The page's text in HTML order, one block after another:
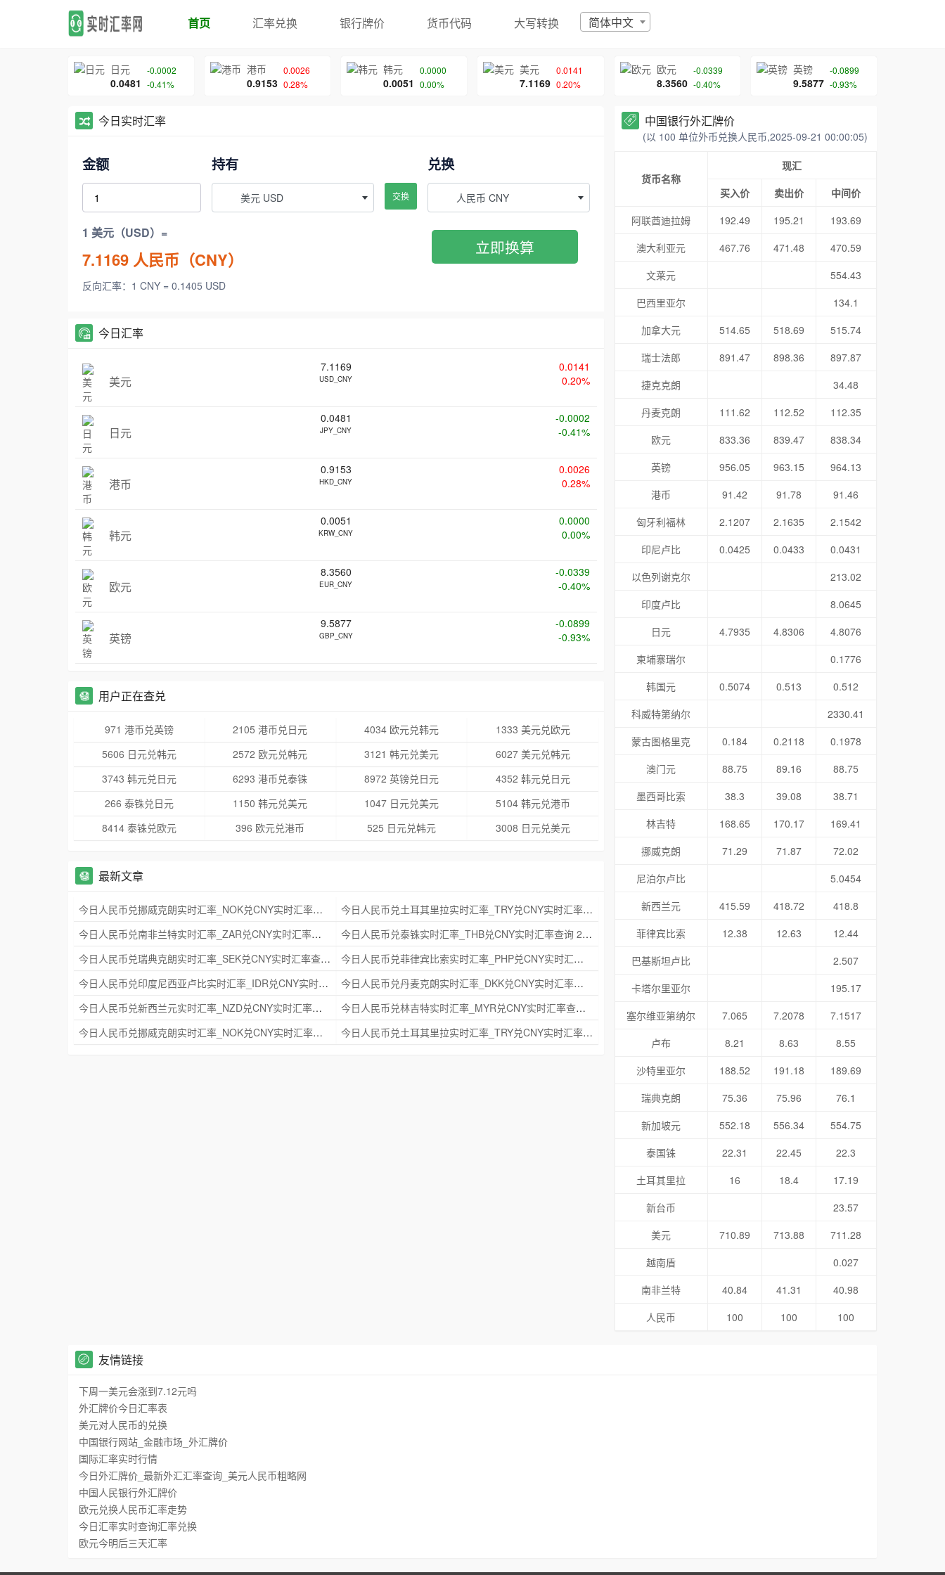
首页 汇率兑换 银行牌价 货币代码 大写转换 简体中文
日元
0.0481
-0.0002
-0.41%
港币
0.9153
0.0026
0.28%
韩元
0.0051
0.0000
0.00%
美元
7.1169
0.0141
0.20%
欧元
8.3560
-0.0339
-0.40%
英镑
9.5877
-0.0899
-0.93%
今日实时汇率
金额 持有
美元 USD 交换
兑换
人民币 CNY
1 美元（USD）=
7.1169 人民币（CNY）
反向汇率：1 CNY = 0.1405 USD
立即换算
今日汇率
美元
7.1169
USD_CNY
0.0141
0.20%
日元
0.0481
JPY_CNY
-0.0002
-0.41%
港币
0.9153
HKD_CNY
0.0026
0.28%
韩元
0.0051
KRW_CNY
0.0000
0.00%
欧元
8.3560
EUR_CNY
-0.0339
-0.40%
英镑
9.5877
GBP_CNY
-0.0899
-0.93%
用户正在查兑
971 港币兑英镑 2105 港币兑日元 4034 欧元兑韩元
1333 美元兑欧元
5606 日元兑韩元
2572 欧元兑韩元 3121 韩元兑美元
6027 美元兑韩元
3743 韩元兑日元
6293 港币兑泰铢 8972 英镑兑日元
4352 韩元兑日元
266 泰铢兑日元
1150 韩元兑美元 1047 日元兑美元
5104 韩元兑港币
8414 泰铢兑欧元
396 欧元兑港币 525 日元兑韩元 3008 日元兑美元
最新文章
今日人民币兑挪威克朗实时汇率_NOK兑CNY实时汇率查询 2025年09月21日
今日人民币兑土耳其里拉实时汇率_TRY兑CNY实时汇率查询 2025年09月21日
今日人民币兑南非兰特实时汇率_ZAR兑CNY实时汇率查询 2025年09月21日
今日人民币兑泰铢实时汇率_THB兑CNY实时汇率查询 2025年09月21日
今日人民币兑瑞典克朗实时汇率_SEK兑CNY实时汇率查询 2025年09月21日
今日人民币兑菲律宾比索实时汇率_PHP兑CNY实时汇率查询 2025年09月21日
今日人民币兑印度尼西亚卢比实时汇率_IDR兑CNY实时汇率查询 2025年09月21日
今日人民币兑丹麦克朗实时汇率_DKK兑CNY实时汇率查询 2025年09月21日
今日人民币兑新西兰元实时汇率_NZD兑CNY实时汇率查询 2025年09月21日
今日人民币兑林吉特实时汇率_MYR兑CNY实时汇率查询 2025年09月21日
今日人民币兑挪威克朗实时汇率_NOK兑CNY实时汇率查询 2025年09月21日
今日人民币兑土耳其里拉实时汇率_TRY兑CNY实时汇率查询 2025年09月21日
中国银行外汇牌价
(以 100 单位外币兑换人民币,2025-09-21 00:00:05)
货币名称
现汇
买入价
卖出价
中间价
阿联酋迪拉姆
192.49 195.21
193.69
澳大利亚元
467.76 471.48
470.59
文莱元
554.43
巴西里亚尔
134.1
加拿大元
514.65 518.69
515.74
瑞士法郎
891.47 898.36
897.87
捷克克朗
34.48
丹麦克朗
111.62 112.52
112.35
欧元
833.36 839.47
838.34
英镑
956.05 963.15
964.13
港币
91.42 91.78
91.46
匈牙利福林
2.1207 2.1635
2.1542
印尼卢比
0.0425 0.0433
0.0431
以色列谢克尔
213.02
印度卢比
8.0645
日元
4.7935 4.8306
4.8076
柬埔寨瑞尔
0.1776
韩国元
0.5074 0.513
0.512
科威特第纳尔
2330.41
蒙古图格里克
0.184 0.2118
0.1978
澳门元
88.75 89.16
88.75
墨西哥比索
38.3 39.08
38.71
林吉特
168.65 170.17
169.41
挪威克朗
71.29 71.87
72.02
尼泊尔卢比
5.0454
新西兰元
415.59 418.72
418.8
菲律宾比索
12.38 12.63
12.44
巴基斯坦卢比
2.507
卡塔尔里亚尔
195.17
塞尔维亚第纳尔
7.065 7.2078
7.1517
卢布
8.21 8.63
8.55
沙特里亚尔
188.52 191.18
189.69
瑞典克朗
75.36 75.96
76.1
新加坡元
552.18 556.34
554.75
泰国铢
22.31 22.45
22.3
土耳其里拉
16 18.4
17.19
新台币
23.57
美元
710.89 713.88
711.28
越南盾
0.027
南非兰特
40.84 41.31
40.98
人民币
100 100 100
友情链接
下周一美元会涨到7.12元吗
外汇牌价今日汇率表
美元对人民币的兑换
中国银行网站_金融市场_外汇牌价
国际汇率实时行情
今日外汇牌价_最新外汇汇率查询_美元人民币粗略网
中国人民银行外汇牌价
欧元兑换人民币汇率走势
今日汇率实时查询汇率兑换
欧元今明后三天汇率